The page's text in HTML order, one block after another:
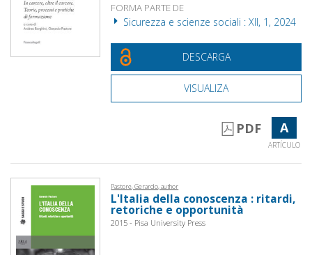
FORMA PARTE DE
Sicurezza e scienze sociali : XII, 1, 2024
DESCARGA
VISUALIZA
PDF A
ARTÍCULO
Pastore, Gerardo, author
L'Italia della conoscenza : ritardi,
retoriche e opportunità
2015 - Pisa University Press